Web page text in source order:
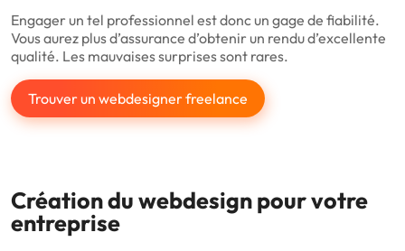
Engager un tel professionnel est donc un gage de fiabilité.
Vous aurez plus d’assurance d’obtenir un rendu d’excellente
qualité. Les mauvaises surprises sont rares.
Trouver un webdesigner freelance
Création du webdesign pour votre
entreprise